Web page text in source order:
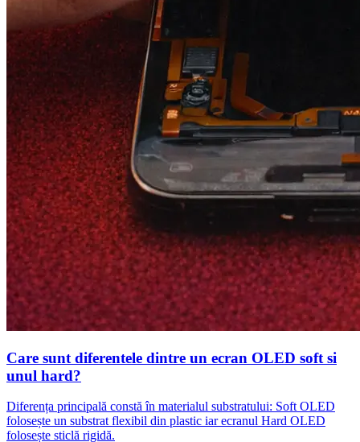
Care sunt diferentele dintre un ecran OLED soft si
unul hard?
Diferența principală constă în materialul substratului: Soft OLED
folosește un substrat flexibil din plastic iar ecranul Hard OLED
folosește sticlă rigidă.